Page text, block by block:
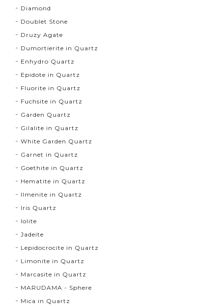
Diamond
Doublet Stone
Druzy Agate
Dumortierite in Quartz
Enhydro Quartz
Epidote in Quartz
Fluorite in Quartz
Fuchsite in Quartz
Garden Quartz
Gilalite in Quartz
White Garden Quartz
Garnet in Quartz
Goethite in Quartz
Hematite in Quartz
Ilmenite in Quartz
Iris Quartz
Iolite
Jadeite
Lepidocrocite in Quartz
Limonite in Quartz
Marcasite in Quartz
MARUDAMA - Sphere
Mica in Quartz